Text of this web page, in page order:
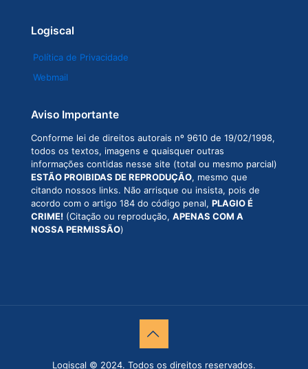
Logiscal
Política de Privacidade
Webmail
Aviso Importante
Conforme lei de direitos autorais nº 9610 de 19/02/1998,
todos os textos, imagens e quaisquer outras
informações contidas nesse site (total ou mesmo parcial)
ESTÃO PROIBIDAS DE REPRODUÇÃO, mesmo que
citando nossos links. Não arrisque ou insista, pois de
acordo com o artigo 184 do código penal, PLAGIO É
CRIME! (Citação ou reprodução, APENAS COM A
NOSSA PERMISSÃO)
Logiscal © 2024. Todos os direitos reservados.